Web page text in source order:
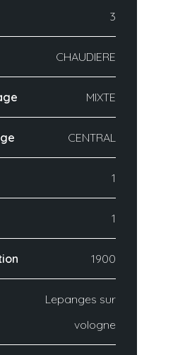
3
CHAUDIERE
MIXTE
CENTRAL
1
1
1900
Lepanges sur
vologne